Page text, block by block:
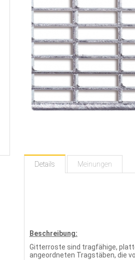
Details Meinungen
Beschreibung:
Gitterroste sind tragfähige,
angeordneten Tragstäben, die